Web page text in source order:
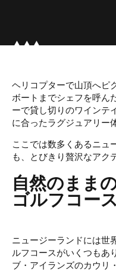
ヘリコプターで山頂へピ
ボートまでシェフを呼ん
ーで貸し切りのワインテ
に合ったラグジュアリー
ここでは数多くあるニュ
も、とびきり贅沢なアク
自然のまま
ゴルフコー
ニュージーランドには世
ルフコースがいくつもあ
ブ・アイランズのカウリ